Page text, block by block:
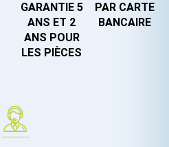
GARANTIE 5
ANS ET 2
ANS POUR
LES PIÈCES
PAR CARTE
BANCAIRE